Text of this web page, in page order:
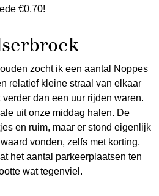
€0,70!
zocht ik een aantal Noppes
relatief kleine straal van elkaar
dan een uur rijden waren.
uit onze middag halen. De
en ruim, maar er stond eigenlijk
vonden, zelfs met korting.
het aantal parkeerplaatsen ten
wat tegenviel.